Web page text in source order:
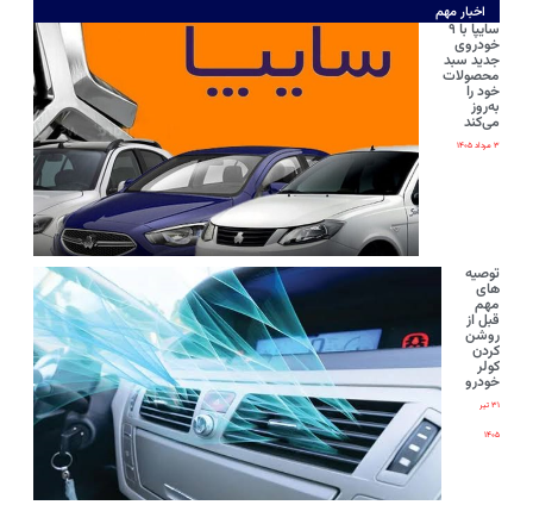
اخبار مهم
سایپا با ۹
خودروی
جدید سبد
محصولات
خود را
به‌روز
می‌کند
۳ مرداد ۱۴۰۵
توصیه
های
مهم
قبل از
روشن
کردن
کولر
خودرو
۳۱ تیر
۱۴۰۵